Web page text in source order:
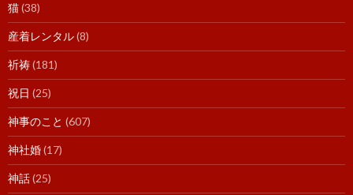
猫(38)
産着レンタル(8)
祈祷(181)
祝日 (25)
神事のこと (607)
神社婚(17)
神話(25)